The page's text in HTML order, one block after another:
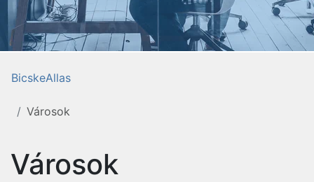
BicskeAllas
Városok
Városok